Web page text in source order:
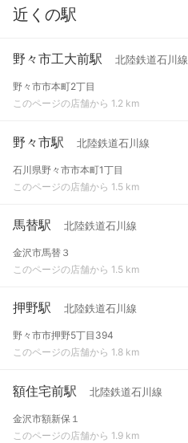
近くの駅
野々市工大前駅 北陸鉄道石川線
野々市市本町2丁目
このページの店舗から 1.2 km
野々市駅 北陸鉄道石川線
石川県野々市市本町1丁目
このページの店舗から 1.5 km
馬替駅 北陸鉄道石川線
金沢市馬替３
このページの店舗から 1.5 km
押野駅 北陸鉄道石川線
野々市市押野5丁目394
このページの店舗から 1.8 km
額住宅前駅 北陸鉄道石川線
金沢市額新保１
このページの店舗から 1.9 km